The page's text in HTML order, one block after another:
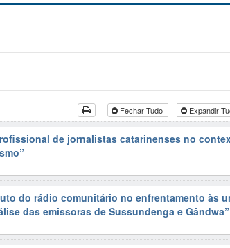
Fechar Tudo Expandir
de jornalistas catarinenses no
do rádio comunitário no enfrentamento às
das emissoras de Sussundenga e Gândwa”